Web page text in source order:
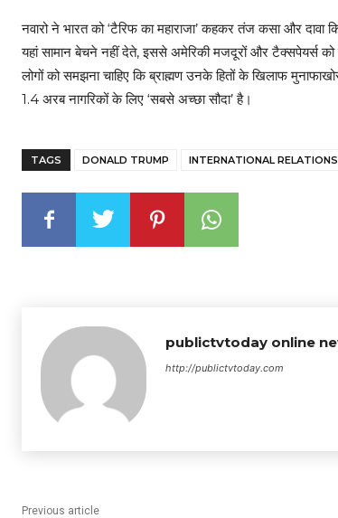
नवारो ने भारत को ‘टैरिफ का महाराजा’ कहकर तंज कसा और दावा
यहां सामान बेचने नहीं देते, इससे अमेरिकी मजदूरों और टैक्सपेयर्स को
लोगों को समझना चाहिए कि ब्राह्मण उनके हितों के खिलाफ
1.4 अरब नागरिकों के लिए ‘सबसे अच्छा सौदा’ है।
TAGS DONALD TRUMP INTERNATIONAL RELATIONS
publictvtoday online
http://publictvtoday.com
Previous article